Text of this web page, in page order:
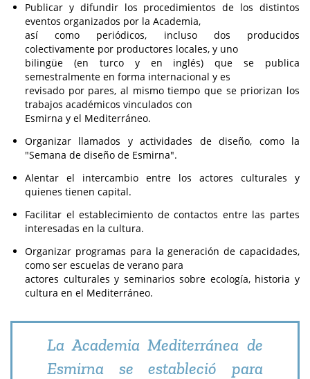
Publicar y difundir los procedimientos de los distintos
eventos organizados por la Academia,
así como periódicos, incluso dos producidos
colectivamente por productores locales, y uno
bilingüe (en turco y en inglés) que se publica
semestralmente en forma internacional y es
revisado por pares, al mismo tiempo que se priorizan los
trabajos académicos vinculados con
Esmirna y el Mediterráneo.
Organizar llamados y actividades de diseño, como la
"Semana de diseño de Esmirna".
Alentar el intercambio entre los actores culturales y
quienes tienen capital.
Facilitar el establecimiento de contactos entre las partes
interesadas en la cultura.
Organizar programas para la generación de capacidades,
como ser escuelas de verano para
actores culturales y seminarios sobre ecología, historia y
cultura en el Mediterráneo.
La Academia Mediterránea de
Esmirna se estableció para